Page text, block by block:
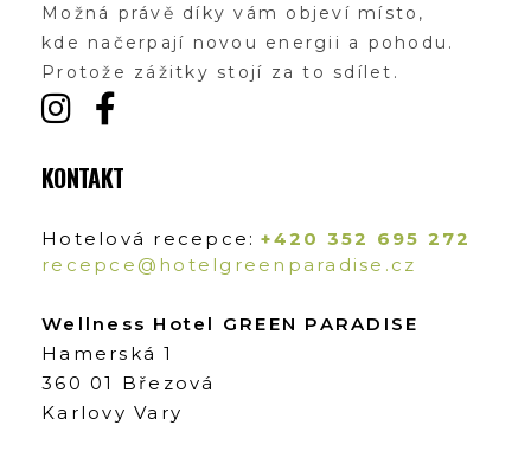
Možná právě díky vám objeví místo,
kde načerpají novou energii a pohodu.
Protože zážitky stojí za to sdílet.
KONTAKT
Hotelová recepce: +420 352 695 272
recepce@hotelgreenparadise.cz
Wellness Hotel GREEN PARADISE
Hamerská 1
360 01 Březová
Karlovy Vary